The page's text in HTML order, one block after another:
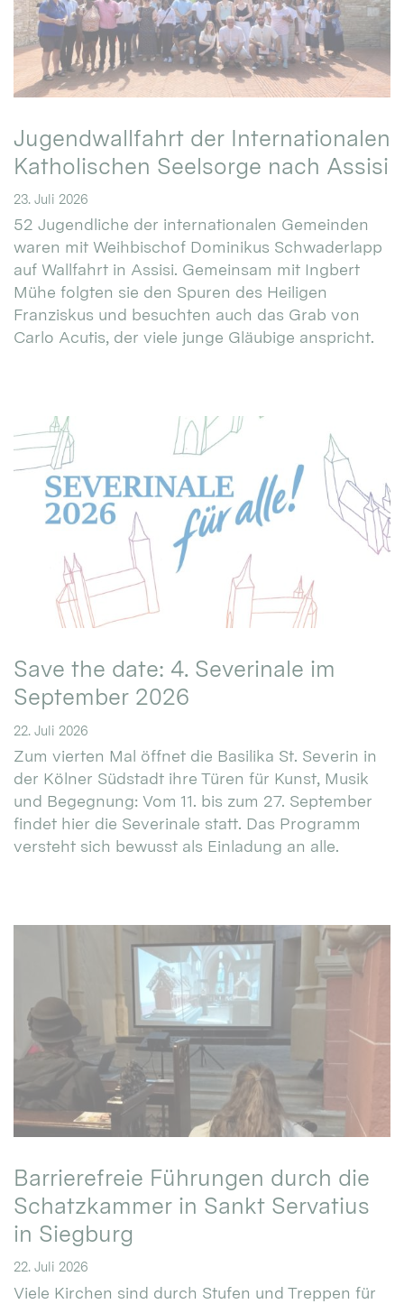
Jugendwallfahrt der Internationalen
Katholischen Seelsorge nach Assisi
23. Juli 2026
52 Jugendliche der internationalen Gemeinden
waren mit Weihbischof Dominikus Schwaderlapp
auf Wallfahrt in Assisi. Gemeinsam mit Ingbert
Mühe folgten sie den Spuren des Heiligen
Franziskus und besuchten auch das Grab von
Carlo Acutis, der viele junge Gläubige anspricht.
Save the date: 4. Severinale im
September 2026
22. Juli 2026
Zum vierten Mal öffnet die Basilika St. Severin in
der Kölner Südstadt ihre Türen für Kunst, Musik
und Begegnung: Vom 11. bis zum 27. September
findet hier die Severinale statt. Das Programm
versteht sich bewusst als Einladung an alle.
Barrierefreie Führungen durch die
Schatzkammer in Sankt Servatius
in Siegburg
22. Juli 2026
Viele Kirchen sind durch Stufen und Treppen für